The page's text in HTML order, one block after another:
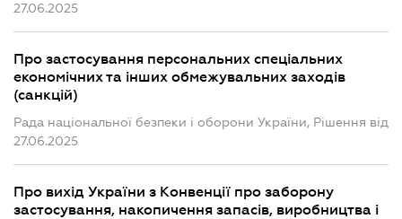
27.06.2025
Про застосування персональних спеціальних
економічних та інших обмежувальних заходів
(санкцій)
Рада національної безпеки і оборони України, Рішення від
27.06.2025
Про вихід України з Конвенції про заборону
застосування, накопичення запасів, виробництва і